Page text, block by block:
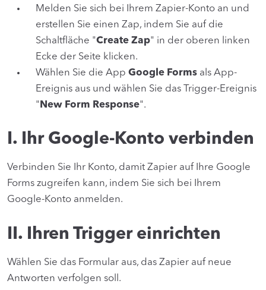
Melden Sie sich bei Ihrem Zapier-Konto an und
erstellen Sie einen Zap, indem Sie auf die
Schaltfläche "Create Zap" in der oberen linken
Ecke der Seite klicken.
Wählen Sie die App Google Forms als App-
Ereignis aus und wählen Sie das Trigger-Ereignis
" New Form Response".
I. Ihr Google-Konto verbinden
Verbinden Sie Ihr Konto, damit Zapier auf Ihre Google
Forms zugreifen kann, indem Sie sich bei Ihrem
Google-Konto anmelden.
II. Ihren Trigger einrichten
Wählen Sie das Formular aus, das Zapier auf neue
Antworten verfolgen soll.